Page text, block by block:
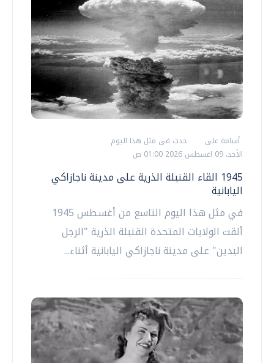
أسامة علي
حدث فى مثل هذا اليوم
الأحد، 09 اغسطس 2026 01:00 ص
1945 القاء القنبلة الذرية على مدينة ناجازاكي
اليابانية
في مثل هذا اليوم التاسع من أغسطس 1945
ألقت الولايات المتحدة القنبلة الذرية "الرجل
البدين" على مدينة ناجازاكي اليابانية أثناء...